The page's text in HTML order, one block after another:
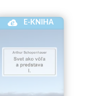
E-KNIHA